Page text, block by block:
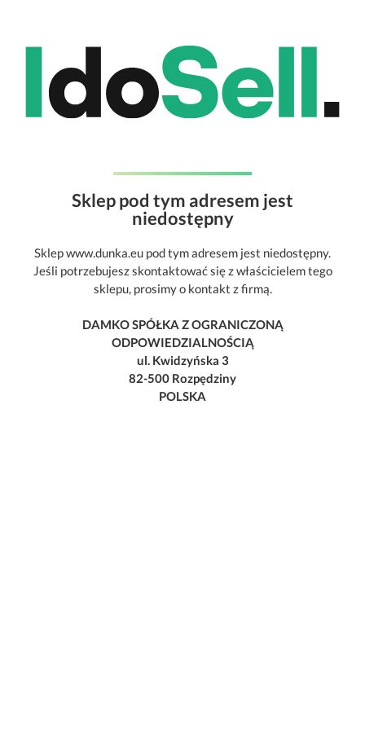
Sklep pod tym adresem jest
niedostępny
Sklep www.dunka.eu pod tym adresem jest niedostępny.
Jeśli potrzebujesz skontaktować się z właścicielem tego
sklepu, prosimy o kontakt z firmą.
DAMKO SPÓŁKA Z OGRANICZONĄ
ODPOWIEDZIALNOŚCIĄ
ul. Kwidzyńska 3
82-500 Rozpędziny
POLSKA